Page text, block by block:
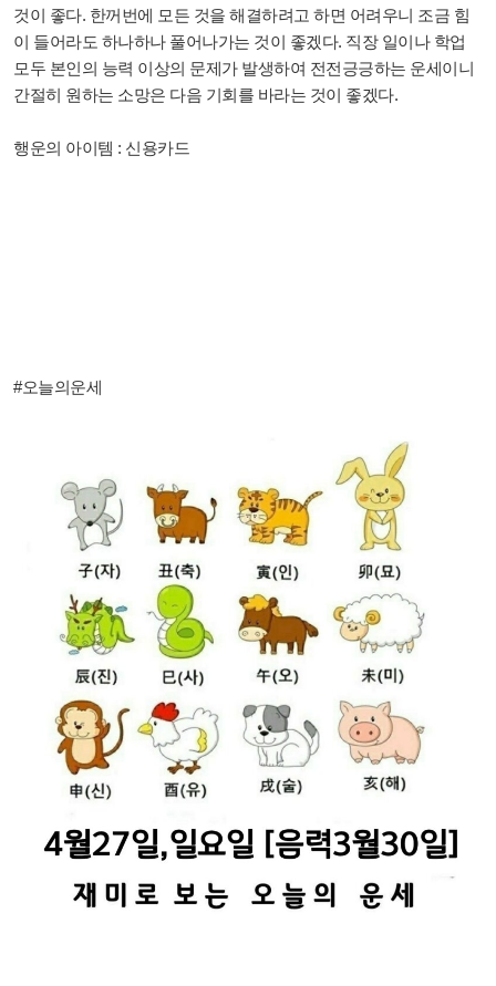
것이 좋다. 한꺼번에 모든 것을 해결하려고 하면 어려우니 조금 힘
이 들어라도 하나하나 풀어나가는 것이 좋겠다. 직장 일이나 학업
모두 본인의 능력 이상의 문제가 발생하여 전전긍긍하는 운세이니
간절히 원하는 소망은 다음 기회를 바라는 것이 좋겠다.
행운의 아이템 : 신용카드
#오늘의운세